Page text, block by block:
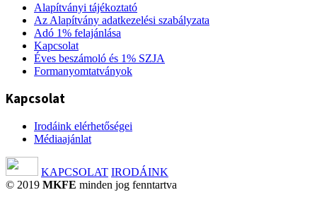
Alapítványi tájékoztató
Az Alapítvány adatkezelési szabályzata
Adó 1% felajánlása
Kapcsolat
Éves beszámoló és 1% SZJA
Formanyomtatványok
Kapcsolat
Irodáink elérhetőségei
Médiaajánlat
KAPCSOLAT IRODÁINK
© 2019 MKFE minden jog fenntartva